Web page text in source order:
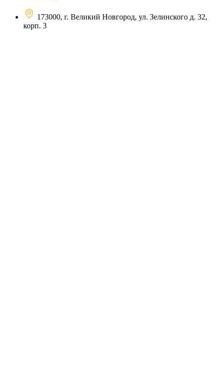
173000, г. Великий Новгород, ул. Зелинского д. 32,
корп. 3